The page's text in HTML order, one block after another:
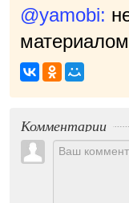
@yamobi:
приятно
Комментарии